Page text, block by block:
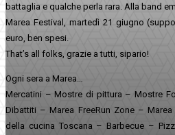
battaglia e qualche perla rara. Alla band
Marea Festival, martedì 21 giugno
euro, ben spesi.
That’s all folks, grazie a tutti, sipario!
Ogni sera a Marea…
Mercatini – Mostre di pittura – Mostre
Dibattiti – Marea FreeRun Zone –
della cucina Toscana – Barbecue –